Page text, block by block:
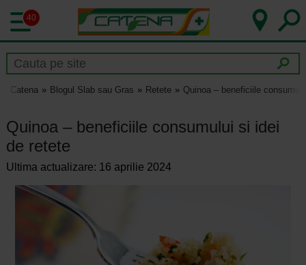
40
Catena Blogul Slab sau Gras Retete Quinoa – beneficiile
Quinoa – beneficiile consumului si idei
de retete
Ultima actualizare: 16 aprilie 2024